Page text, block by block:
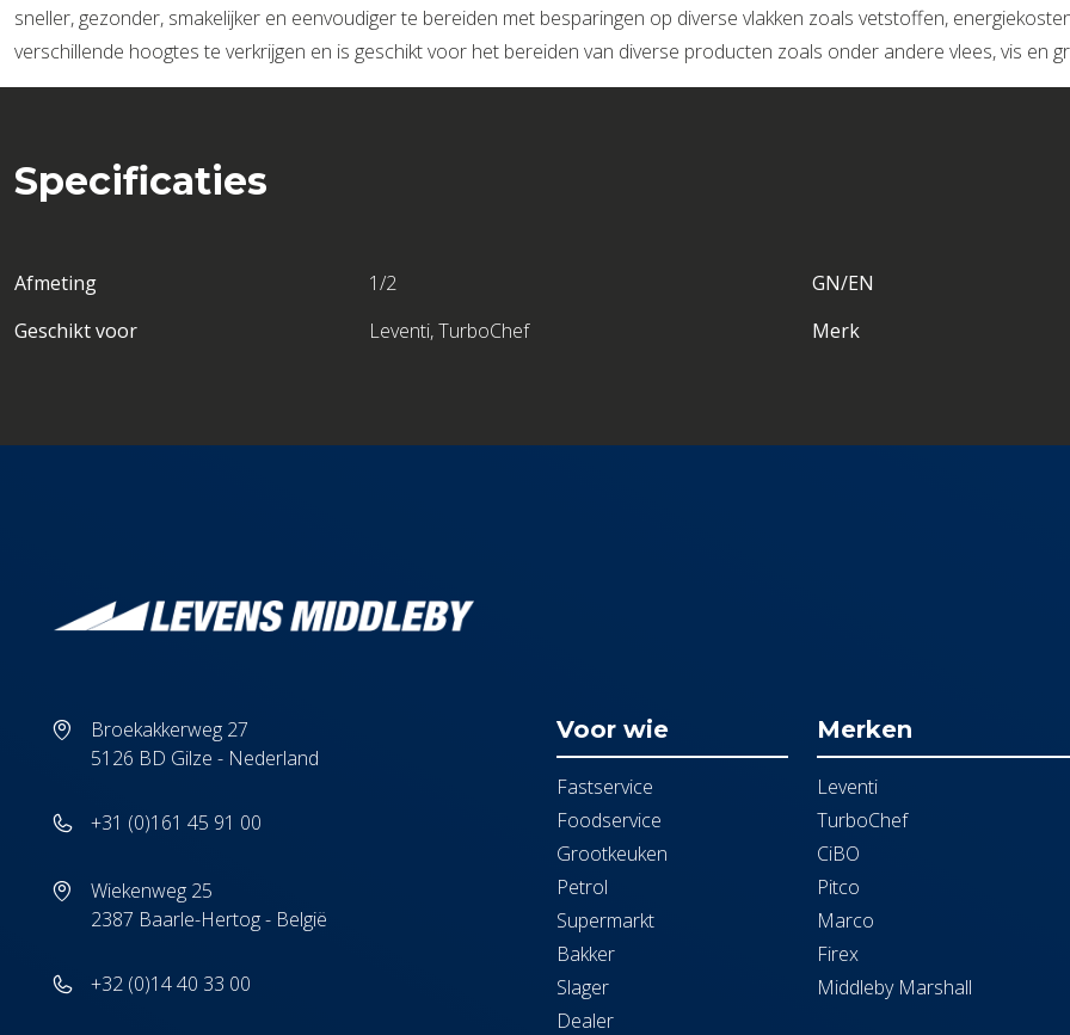
sneller, gezonder, smakelijker en eenvoudiger te bereiden met besparingen op diverse vlakken zoals vetstoffen,
verschillende hoogtes te verkrijgen en is geschikt voor het bereiden van diverse producten zoals onder andere vlees, vis en
Specificaties
Afmeting
1/2
Geschikt voor
Leventi, TurboChef
GN/EN
Merk
Broekakkerweg 27
5126 BD Gilze - Nederland
+31 (0)161 45 91 00
Wiekenweg 25
2387 Baarle-Hertog - België
+32 (0)14 40 33 00
Voor wie
Fastservice
Foodservice
Grootkeuken
Petrol
Supermarkt
Bakker
Slager
Dealer
Merken
Leventi
TurboChef
CiBO
Pitco
Marco
Firex
Middleby Marshall